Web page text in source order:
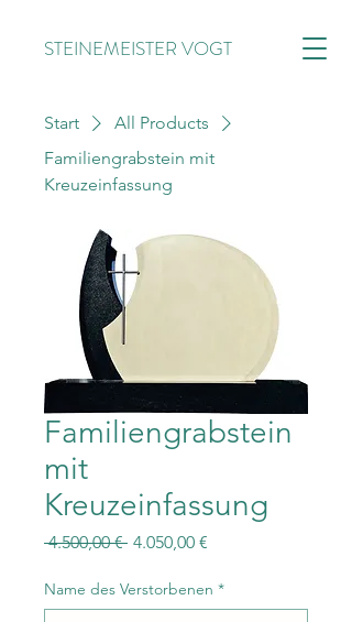
STEINEMEISTER VOGT
Start
All Products
Familiengrabstein mit
Kreuzeinfassung
Familiengrabstein
mit
Kreuzeinfassung
4.500,00 € Standardpreis
4.050,00 €
Name des Verstorbenen *